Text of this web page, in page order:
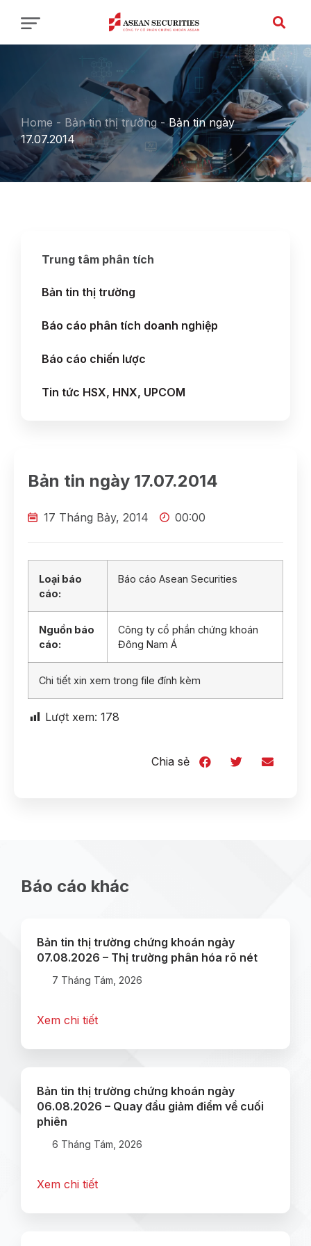
Home - Bản tin thị trường -Bản tin ngày
17.07.2014
Trung tâm phân tích
Bản tin thị trường
Báo cáo phân tích doanh nghiệp
Báo cáo chiến lược
Tin tức HSX, HNX, UPCOM
Bản tin ngày 17.07.2014
17 Tháng Bảy, 2014 00:00
Loại báo
cáo:
Báo cáo Asean Securities
Nguồn báo
cáo:
Công ty cổ phần chứng khoán
Đông Nam Á
Chi tiết xin xem trong file đính kèm
Lượt xem: 178
Chia sẻ
Báo cáo khác
Bản tin thị trường chứng khoán ngày
07.08.2026 – Thị trường phân hóa rõ nét
7 Tháng Tám, 2026
Xem chi tiết
Bản tin thị trường chứng khoán ngày
06.08.2026 – Quay đầu giảm điểm về cuối
phiên
6 Tháng Tám, 2026
Xem chi tiết